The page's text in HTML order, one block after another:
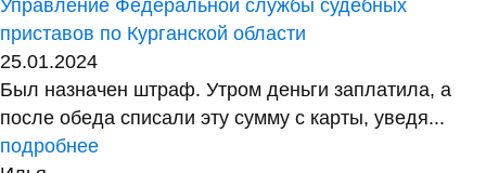
Управление Федеральной службы судебных
приставов по Курганской области
25.01.2024
Был назначен штраф. Утром деньги заплатила, а
после обеда списали эту сумму с карты, уведя...
подробнее